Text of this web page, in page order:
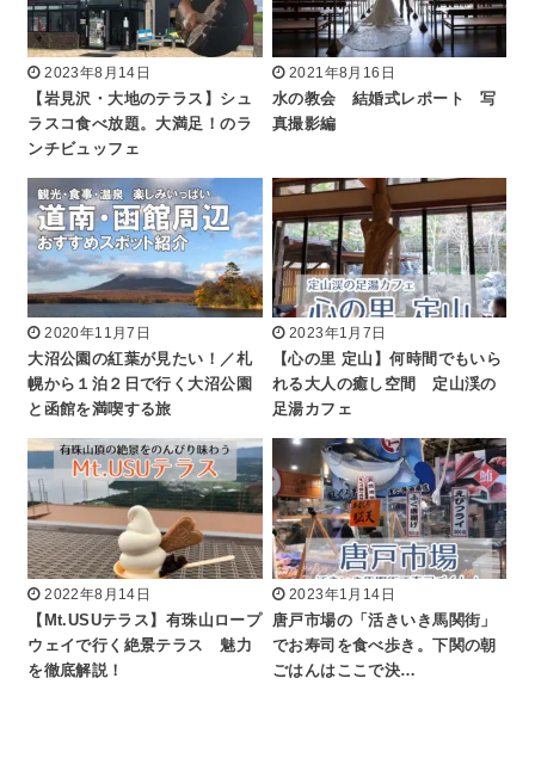
2023年8月14日
【岩見沢・大地のテラス】シュ
ラスコ食べ放題。大満足！のラ
ンチビュッフェ
2021年8月16日
水の教会 結婚式レポート 写
真撮影編
2020年11月7日
大沼公園の紅葉が見たい！／札
幌から１泊２日で行く大沼公園
と函館を満喫する旅
2023年1月7日
【心の里 定山】何時間でもいら
れる大人の癒し空間 定山渓の
足湯カフェ
2022年8月14日
【Mt.USUテラス】有珠山ロープ
ウェイで行く絶景テラス 魅力
を徹底解説！
2023年1月14日
唐戸市場の「活きいき馬関街」
でお寿司を食べ歩き。下関の朝
ごはんはここで決…